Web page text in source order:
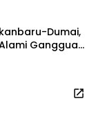
Dumai,
Gangguan